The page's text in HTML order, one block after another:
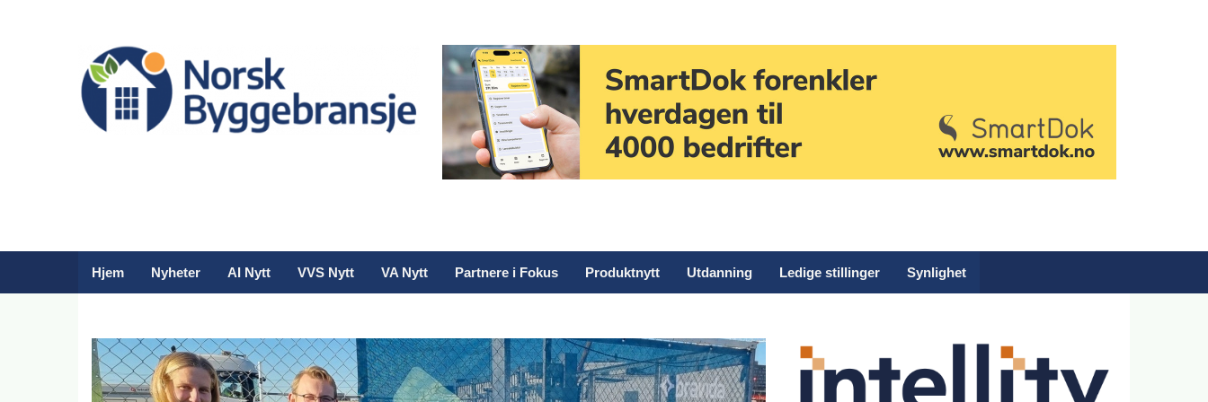
Hjem Nyheter AI Nytt VVS Nytt VA Nytt Partnere i Fokus Produktnytt Utdanning Ledige stillinger Synlighet